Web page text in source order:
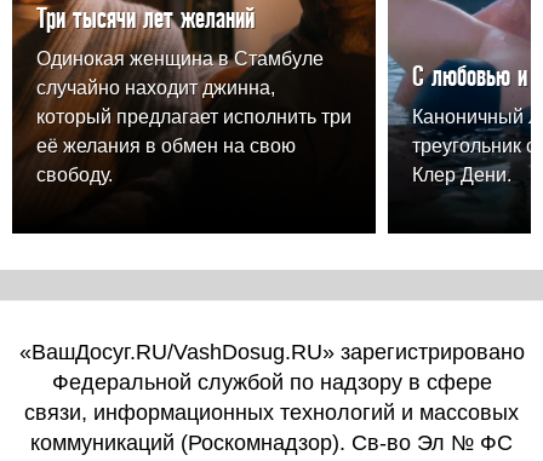
Три тысячи лет желаний
Одинокая женщина в Стамбуле
случайно находит джинна,
который предлагает исполнить три
её желания в обмен на свою
свободу.
С любовью и
Каноничный
треугольник
Клер Дени.
«ВашДосуг.RU/VashDosug.RU» зарегистрировано
Федеральной службой по надзору в сфере
связи, информационных технологий и массовых
коммуникаций (Роскомнадзор). Св-во Эл № ФС